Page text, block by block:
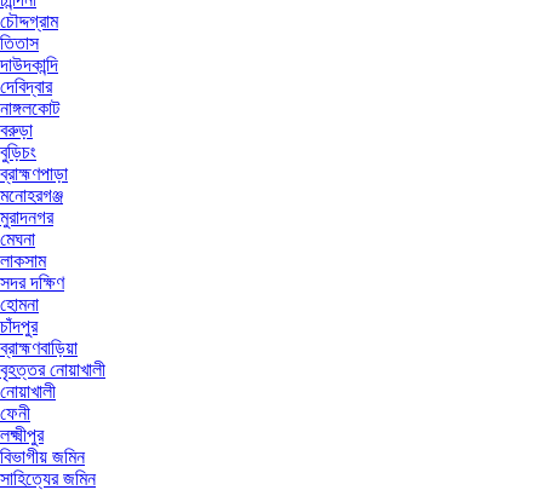
চৌদ্দগ্রাম
তিতাস
দাউদকান্দি
দেবিদ্বার
নাঙ্গলকোট
বরুড়া
বুড়িচং
ব্রাহ্মণপাড়া
মনোহরগঞ্জ
মুরাদনগর
মেঘনা
লাকসাম
সদর দক্ষিণ
হোমনা
চাঁদপুর
ব্রাহ্মণবাড়িয়া
বৃহত্তর নোয়াখালী
নোয়াখালী
ফেনী
লক্ষ্মীপুর
বিভাগীয় জমিন
সাহিত্যের জমিন